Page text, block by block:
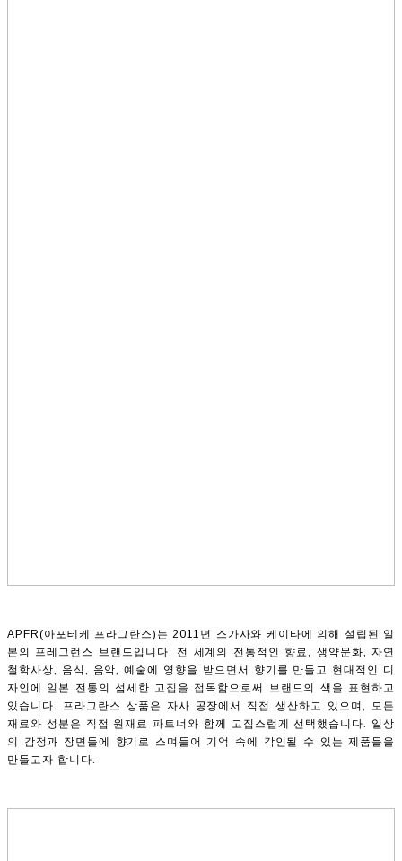
APFR(아포테케 프라그란스)는 2011년 스가사와 케이타에 의해 설립된 일
본의 프레그런스 브랜드입니다. 전 세계의 전통적인 향료, 생약문화, 자연
철학사상, 음식, 음악, 예술에 영향을 받으면서 향기를 만들고 현대적인 디
자인에 일본 전통의 섬세한 고집을 접목함으로써 브랜드의 색을 표현하고
있습니다. 프라그란스 상품은 자사 공장에서 직접 생산하고 있으며, 모든
재료와 성분은 직접 원재료 파트너와 함께 고집스럽게 선택했습니다. 일상
의 감정과 장면들에 향기로 스며들어 기억 속에 각인될 수 있는 제품들을
만들고자 합니다.